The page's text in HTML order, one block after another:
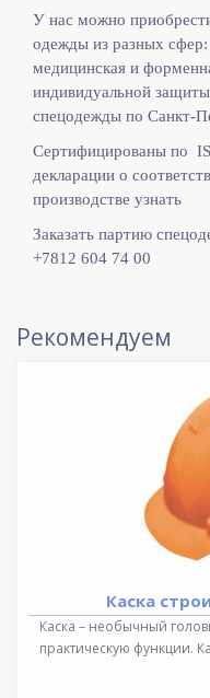
У нас можно
одежды из разных
медицинская и
индивидуальной
спецодежды по Санкт-
Сертифицированы по
декларации о
производстве узнать
Заказать партию
+7812 604 74 00
Рекомендуем
Каска
Каска – необычный
практическую функции.